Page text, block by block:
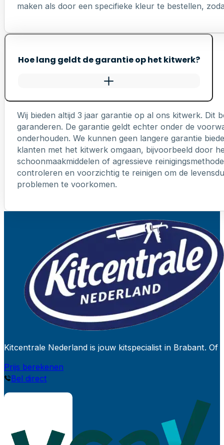
maken als door een specifieke kleur te bestellen,
Hoe lang geldt de garantie op het kitwerk?
Wij bieden altijd 3 jaar garantie op al ons kitwerk. Dit
garanderen. De garantie geldt echter onder de
onderhouden. We kunnen geen langere garantie
klanten met het kitwerk omgaan, bijvoorbeeld door
schoonmaakmiddelen of agressieve
controleren en voorzichtig te reinigen om de
problemen te voorkomen.
Kitcentrale Nederland is jouw kitspecialist in Brabant.
Prijs berekenen
Bel direct